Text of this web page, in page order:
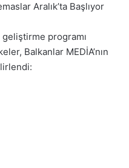
Aralık’ta Başlıyor
geliştirme programı
Balkanlar MEDİA’nın